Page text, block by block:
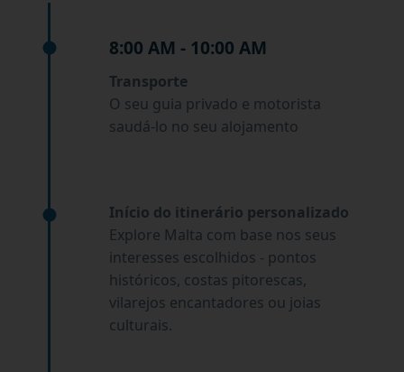
8:00 AM - 10:00 AM
Transporte
O seu guia privado e motorista
saudá-lo no seu alojamento
Início do itinerário personalizado
Explore Malta com base nos seus
interesses escolhidos - pontos
históricos, costas pitorescas,
vilarejos encantadores ou joias
culturais.